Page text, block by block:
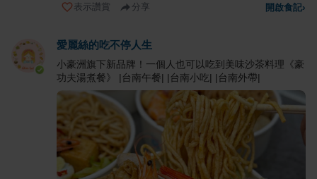
表示讚賞 分享 開啟食記›
愛麗絲的吃不停人生
小豪洲旗下新品牌！一個人也可以吃到美味沙茶料理《豪
功夫湯煮餐》 |台南午餐| |台南小吃| |台南外帶|